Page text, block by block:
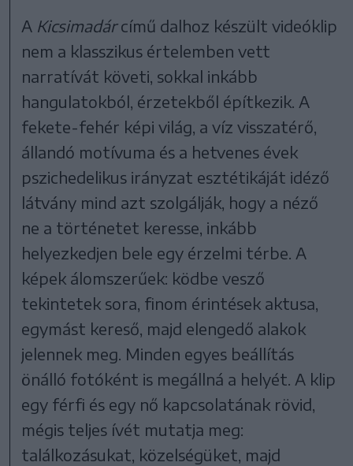
A Kicsimadárcímű dalhoz készült videóklip
nem a klasszikus értelemben vett
narratívát követi, sokkal inkább
hangulatokból, érzetekből építkezik. A
fekete-fehér képi világ, a víz visszatérő,
állandó motívuma és a hetvenes évek
pszichedelikus irányzat esztétikáját idéző
látvány mind azt szolgálják, hogy a néző
ne a történetet keresse, inkább
helyezkedjen bele egy érzelmi térbe. A
képek álomszerűek: ködbe vesző
tekintetek sora, finom érintések aktusa,
egymást kereső, majd elengedő alakok
jelennek meg. Minden egyes beállítás
önálló fotóként is megállná a helyét. A klip
egy férfi és egy nő kapcsolatának rövid,
mégis teljes ívét mutatja meg:
találkozásukat, közelségüket, majd